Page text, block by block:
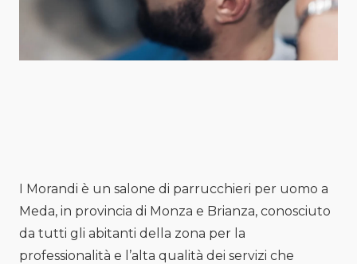
I Morandi è un salone di parrucchieri per uomo a
Meda, in provincia di Monza e Brianza, conosciuto
da tutti gli abitanti della zona per la
professionalità e l’alta qualità dei servizi che